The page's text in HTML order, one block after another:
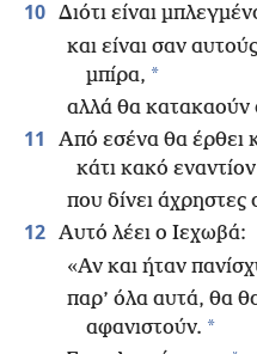
10 Διότι είναι
και είναι σαν
μπίρα, *
αλλά θα κατακαούν
11
Από εσένα θα έρθει
κάτι κακό
που δίνει άχρηστες
12 Αυτό λέει ο Ιεχωβά:
«Αν και ήταν
παρ’ όλα αυτά, θα
αφανιστούν. *